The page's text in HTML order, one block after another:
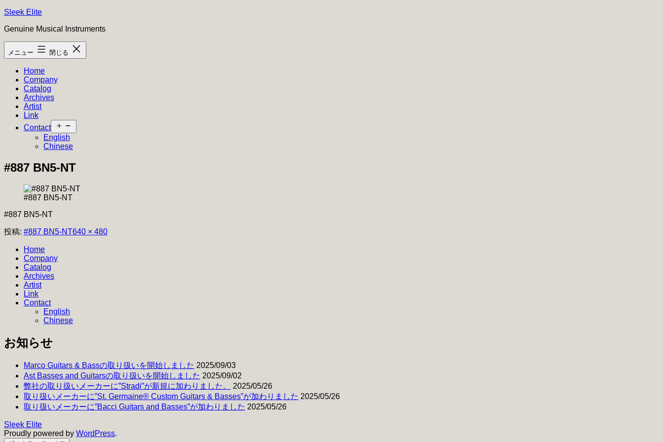
コ
テ
ン
ツ
Sleek Elite
Genuine Musical Instruments
メニュー 閉じる
Home
Company
Catalog
Archives
Artist
Link
Contact
ニ
ー
English
Chinese
#887 BN5-NT
#887 BN5-NT
#887 BN5-NT
投稿: #887 BN5-NTフ
640 × 480
Home
Company
Catalog
Archives
Artist
Link
Contact
English
Chinese
お知らせ
Marco Guitars & Bassの取り扱いを開始しました 2025/09/03
Ast Basses and Guitarsの取り扱いを開始しました 2025/09/02
弊社の取り扱いメーカーに”Stradi”が新規に加わりました。
2025/05/26
取り扱いメーカーに”St. Germaine® Custom Guitars & Basses”が加わりました 2025/05/26
取り扱いメーカーに”Bacci Guitars and Basses”が加わりました 2025/05/26
Sleek Elite
Proudly powered by WordPress.